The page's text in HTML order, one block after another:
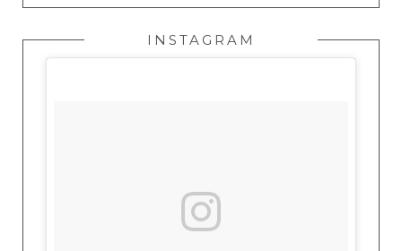
INSTAGRAM